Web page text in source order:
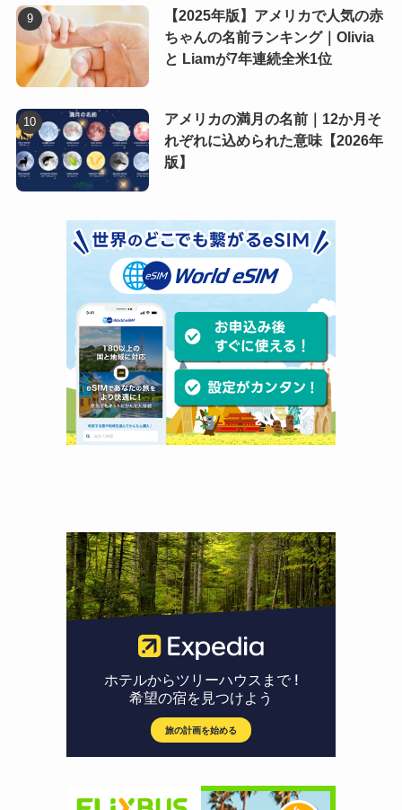
【2025年版】アメリカで人気の赤
ちゃんの名前ランキング｜Olivia
と Liamが7年連続全米1位
アメリカの満月の名前｜12か月そ
れぞれに込められた意味【2026年
版】